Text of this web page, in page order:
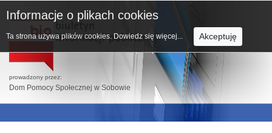
prowadzony przez:
Dom Pomocy Społecznej w Sobowie
Informacje o plikach cookies
Ta strona używa plików cookies. Dowiedz się więcej... Akceptuję